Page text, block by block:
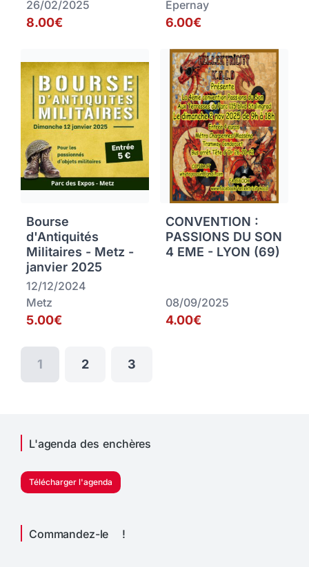
26/02/2025
8.00€
Épernay
6.00€
Bourse
d'Antiquités
Militaires - Metz -
janvier 2025
12/12/2024
Metz
5.00€
CONVENTION :
PASSIONS DU SON
4 EME - LYON (69)
08/09/2025
4.00€
1 2 3
L'agenda des enchères
Télécharger l'agenda
Commandez-le !